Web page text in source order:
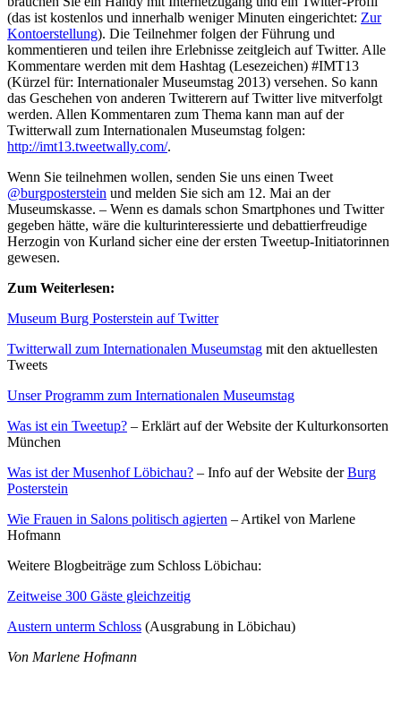
(das ist kostenlos und innerhalb weniger Minuten eingerichtet: Zur
Kontoerstellung). Die Teilnehmer folgen der Führung und
kommentieren und teilen ihre Erlebnisse zeitgleich auf Twitter. Alle
Kommentare werden mit dem Hashtag (Lesezeichen) #IMT13
(Kürzel für: Internationaler Museumstag 2013) versehen. So kann
das Geschehen von anderen Twitterern auf Twitter live mitverfolgt
werden. Allen Kommentaren zum Thema kann man auf der
Twitterwall zum Internationalen Museumstag folgen:
http://imt13.tweetwally.com/.
Wenn Sie teilnehmen wollen, senden Sie uns einen Tweet
@burgposterstein und melden Sie sich am 12. Mai an der
Museumskasse. – Wenn es damals schon Smartphones und Twitter
gegeben hätte, wäre die kulturinteressierte und debattierfreudige
Herzogin von Kurland sicher eine der ersten Tweetup-Initiatorinnen
gewesen.
Zum Weiterlesen:
Museum Burg Posterstein auf Twitter
Twitterwall zum Internationalen Museumstag mit den aktuellesten
Tweets
Unser Programm zum Internationalen Museumstag
Was ist ein Tweetup? – Erklärt auf der Website der Kulturkonsorten
München
Was ist der Musenhof Löbichau? – Info auf der Website derBurg
Posterstein
Wie Frauen in Salons politisch agierten – Artikel von Marlene
Hofmann
Weitere Blogbeiträge zum Schloss Löbichau:
Zeitweise 300 Gäste gleichzeitig
Austern unterm Schloss (Ausgrabung in Löbichau)
Von Marlene Hofmann